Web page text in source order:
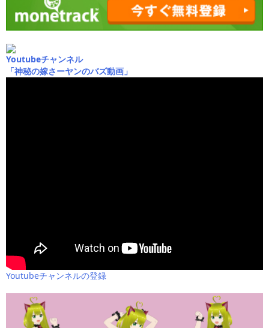
Youtubeチャンネル
「神秘の嫁さーヤンのバズ動画」
Youtubeチャンネルの登録